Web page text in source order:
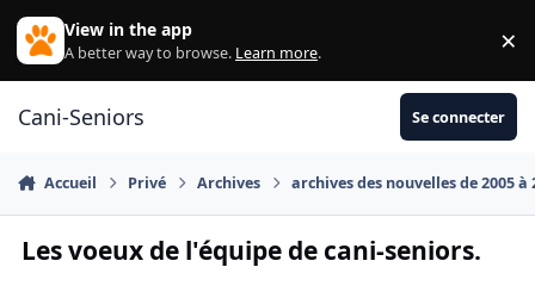
Aller au contenu
View in the app
A better way to browse. Learn more. ×
Cani-Seniors Se connecter
Accueil Privé Archives archives des nouvelles de 2005 à
Les voeux de l'équipe de cani-seniors.